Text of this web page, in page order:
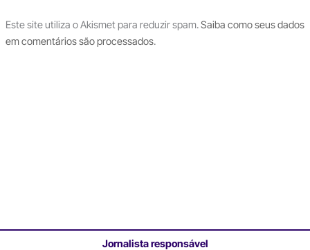
Este site utiliza o Akismet para reduzir spam.Saiba como seus dados
em comentários são processados.
Jornalista responsável